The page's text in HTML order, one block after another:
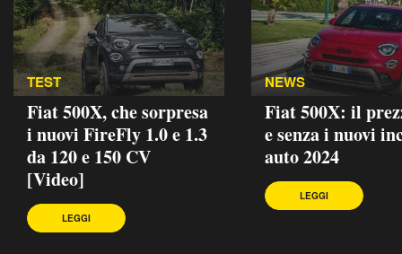
TEST
Fiat 500X, che sorpresa
i nuovi FireFly 1.0 e 1.3
da 120 e 150 CV
[Video]
LEGGI
NEWS
Fiat 500X: il
e senza i nuovi
auto 2024
LEGGI